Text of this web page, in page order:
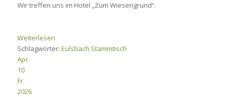
Wir treffen uns im Hotel „Zum Wiesengrund“.
Weiterlesen
Schlagwörter: Eulsbach Stammtisch
Apr.
10
Fr.
2026